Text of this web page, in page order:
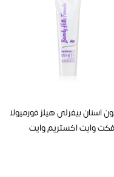
اسنان بيفرلى هيلز فورميولا
وايت اكستريم وايت